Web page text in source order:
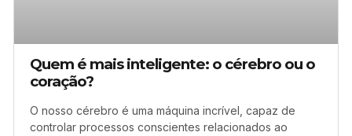
Quem é mais inteligente: o cérebro ou o
coração?
O nosso cérebro é uma máquina incrível, capaz de
controlar processos conscientes relacionados ao